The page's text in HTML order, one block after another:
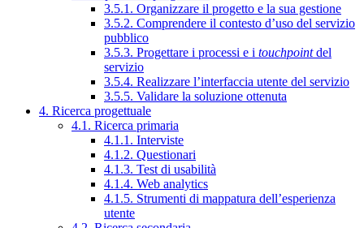
3.5.1. Organizzare il progetto e la sua gestione
3.5.2. Comprendere il contesto d’uso del servizio
pubblico
3.5.3. Progettare i processi e i touchpointdel
servizio
3.5.4. Realizzare l’interfaccia utente del servizio
3.5.5. Validare la soluzione ottenuta
4. Ricerca progettuale
4.1. Ricerca primaria
4.1.1. Interviste
4.1.2. Questionari
4.1.3. Test di usabilità
4.1.4. Web analytics
4.1.5. Strumenti di mappatura dell’esperienza
utente